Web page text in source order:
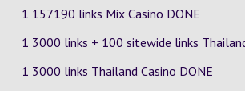
1 157190 links Mix Casino DONE
1 3000 links + 100 sitewide links
1 3000 links Thailand Casino DONE